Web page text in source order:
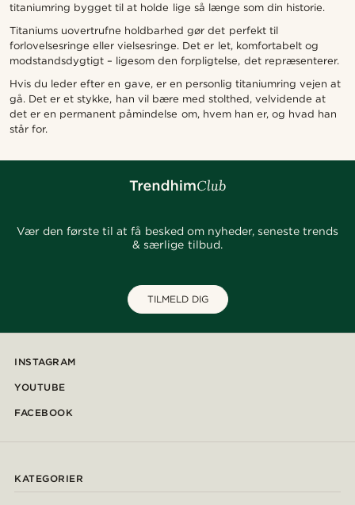
titaniumring bygget til at holde lige så længe som din historie.
Titaniums uovertrufne holdbarhed gør det perfekt til
forlovelsesringe eller vielsesringe. Det er let, komfortabelt og
modstandsdygtigt – ligesom den forpligtelse, det repræsenterer.
Hvis du leder efter en gave, er en personlig titaniumring vejen at
gå. Det er et stykke, han vil bære med stolthed, velvidende at
det er en permanent påmindelse om, hvem han er, og hvad han
står for.
Vær den første til at få besked om nyheder, seneste trends
& særlige tilbud.
TILMELD DIG
INSTAGRAM
YOUTUBE
FACEBOOK
KATEGORIER